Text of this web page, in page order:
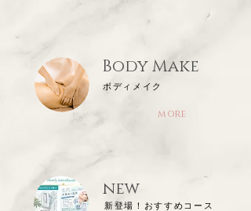
Body Make
ボディメイク
more
new
​新登場！おすすめコース